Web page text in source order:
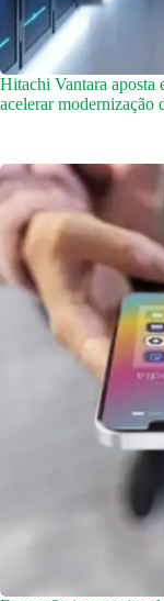
Hitachi Vantara aposta
acelerar modernização